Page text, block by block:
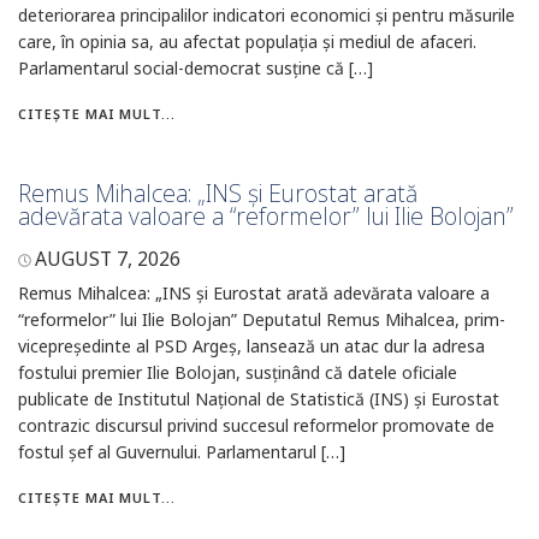
deteriorarea principalilor indicatori economici și pentru măsurile
care, în opinia sa, au afectat populația și mediul de afaceri.
Parlamentarul social-democrat susține că […]
CITEȘTE MAI MULT...
Remus Mihalcea: „INS și Eurostat arată
adevărata valoare a “reformelor” lui Ilie Bolojan”
AUGUST 7, 2026
Remus Mihalcea: „INS și Eurostat arată adevărata valoare a
“reformelor” lui Ilie Bolojan” Deputatul Remus Mihalcea, prim-
vicepreședinte al PSD Argeș, lansează un atac dur la adresa
fostului premier Ilie Bolojan, susținând că datele oficiale
publicate de Institutul Național de Statistică (INS) și Eurostat
contrazic discursul privind succesul reformelor promovate de
fostul șef al Guvernului. Parlamentarul […]
CITEȘTE MAI MULT...